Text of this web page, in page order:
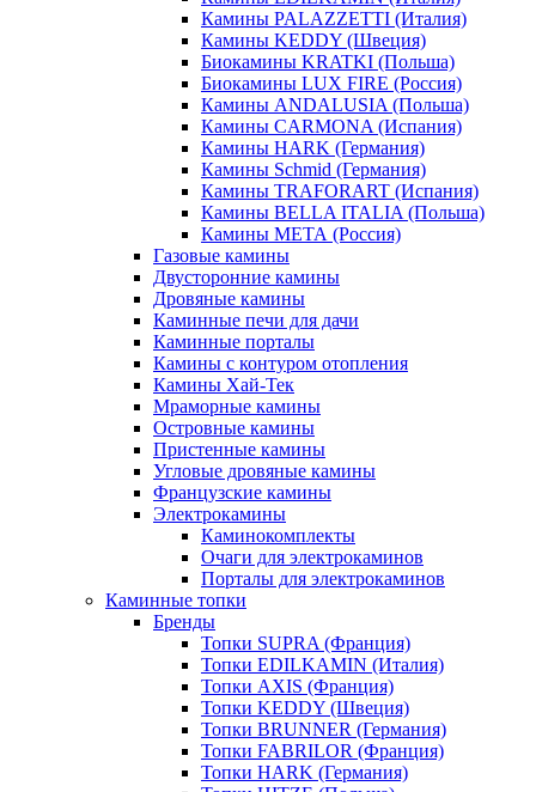
Камины PALAZZETTI (Италия)
Камины KEDDY (Швеция)
Биокамины KRATKI (Польша)
Биокамины LUX FIRE (Россия)
Камины ANDALUSIA (Польша)
Камины CARMONA (Испания)
Камины HARK (Германия)
Камины Schmid (Германия)
Камины TRAFORART (Испания)
Камины BELLA ITALIA (Польша)
Камины МЕТА (Россия)
Газовые камины
Двусторонние камины
Дровяные камины
Каминные печи для дачи
Каминные порталы
Камины с контуром отопления
Камины Хай-Тек
Мраморные камины
Островные камины
Пристенные камины
Угловые дровяные камины
Французские камины
Электрокамины
Каминокомплекты
Очаги для электрокаминов
Порталы для электрокаминов
Каминные топки
Бренды
Топки SUPRA (Франция)
Топки EDILKAMIN (Италия)
Топки AXIS (Франция)
Топки KEDDY (Швеция)
Топки BRUNNER (Германия)
Топки FABRILOR (Франция)
Топки HARK (Германия)